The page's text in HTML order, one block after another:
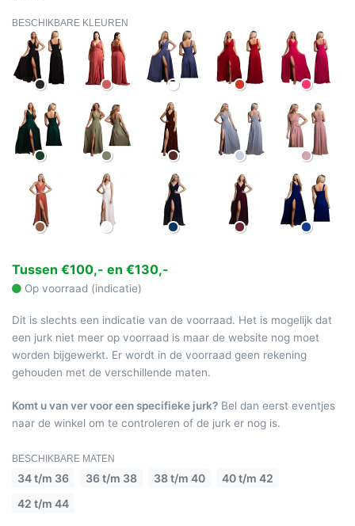
BESCHIKBARE KLEUREN
Tussen €100,- en €130,-
Op voorraad (indicatie)
Dit is slechts een indicatie van de voorraad. Het is mogelijk dat
een jurk niet meer op voorraad is maar de website nog moet
worden bijgewerkt. Er wordt in de voorraad geen rekening
gehouden met de verschillende maten.
Komt u van ver voor een specifieke jurk? Bel dan eerst eventjes
naar de winkel om te controleren of de jurk er nog is.
BESCHIKBARE MATEN
34 t/m 36 36 t/m 38 38 t/m 40
40 t/m 42
42 t/m 44